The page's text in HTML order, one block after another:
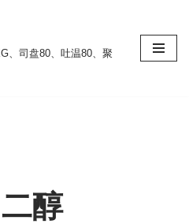
、司盘80、吐温80、聚
醇